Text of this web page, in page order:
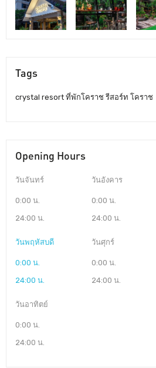
Tags
crystal resort ที่พักโคราช รีสอร์ท โคราช
Opening Hours
วันจันทร์
0:00 น.
24:00 น.
วันอังคาร
0:00 น.
24:00 น.
วันพฤหัสบดี
0:00 น.
24:00 น.
วันศุกร์
0:00 น.
24:00 น.
วันอาทิตย์
0:00 น.
24:00 น.